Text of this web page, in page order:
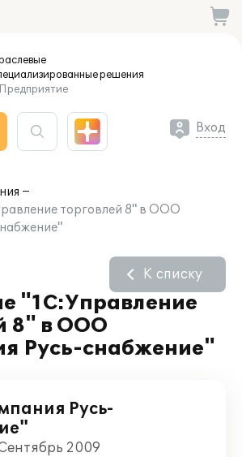
решения
Вход
торговлей 8" в ООО
"1С:Управление
8" в ООО
Русь-снабжение"
К списку
Русь-
2009